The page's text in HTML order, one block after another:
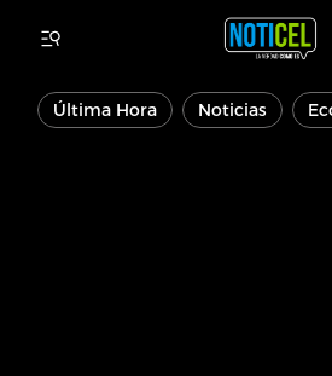
Última Hora Noticias